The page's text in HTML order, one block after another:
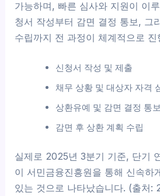
가능하며, 빠른 심사와 지원이 이
청서 작성부터 감면 결정 통보, 그
수립까지 전 과정이 체계적으로 진
신청서 작성 및 제출
채무 상황 및 대상자 자격
상환유예 및 감면 결정 통보
감면 후 상환 계획 수립
실제로 2025년 3분기 기준, 단기
이 서민금융진흥원을 통해 신속하
있는 것으로 나타났습니다. (출처: